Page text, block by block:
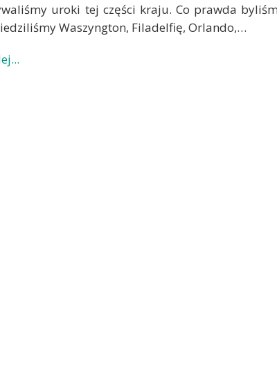
uroki tej części kraju. Co prawda
Waszyngton, Filadelfię, Orlando,…